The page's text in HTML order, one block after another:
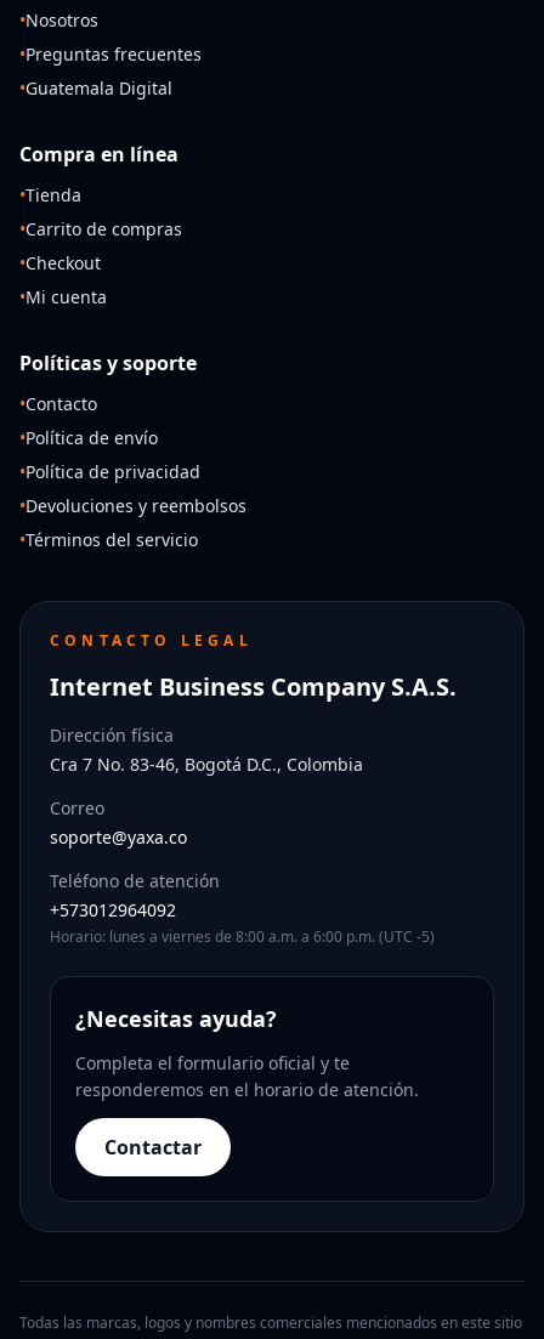
•Nosotros
•Preguntas frecuentes
•Guatemala Digital
Compra en línea
•Tienda
•Carrito de compras
•Checkout
•Mi cuenta
Políticas y soporte
•Contacto
•Política de envío
•Política de privacidad
•Devoluciones y reembolsos
•Términos del servicio
CONTACTO LEGAL
Internet Business Company S.A.S.
Dirección física
Cra 7 No. 83-46, Bogotá D.C., Colombia
Correo
soporte@yaxa.co
Teléfono de atención
+573012964092
Horario: lunes a viernes de 8:00 a.m. a 6:00 p.m. (UTC -5)
¿Necesitas ayuda?
Completa el formulario oficial y te
responderemos en el horario de atención.
Contactar
Todas las marcas, logos y nombres comerciales mencionados en este sitio